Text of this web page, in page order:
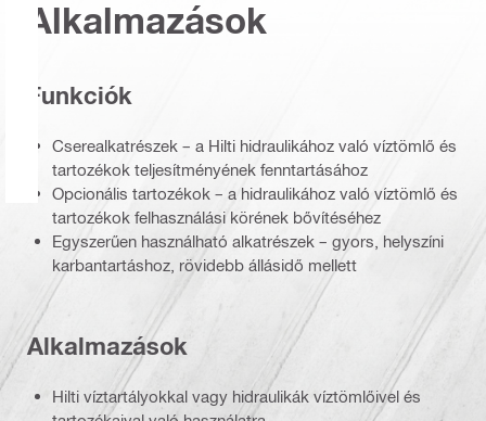
Alkalmazások
Funkciók
Cserealkatrészek – a Hilti hidraulikához való víztömlő és
tartozékok teljesítményének fenntartásához
Opcionális tartozékok – a hidraulikához való víztömlő és
tartozékok felhasználási körének bővítéséhez
Egyszerűen használható alkatrészek – gyors, helyszíni
karbantartáshoz, rövidebb állásidő mellett
Alkalmazások
Hilti víztartályokkal vagy hidraulikák víztömlőivel és